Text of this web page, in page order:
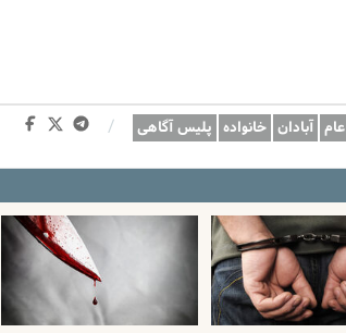
آبادان خانواده پلیس آگاهی /